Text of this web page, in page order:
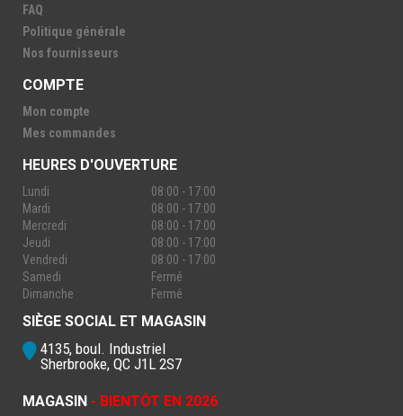
FAQ
Politique générale
Nos fournisseurs
COMPTE
Mon compte
Mes commandes
HEURES D'OUVERTURE
Lundi
08:00 - 17:00
Mardi
08:00 - 17:00
Mercredi
08:00 - 17:00
Jeudi
08:00 - 17:00
Vendredi
08:00 - 17:00
Samedi
Fermé
Dimanche
Fermé
SIÈGE SOCIAL ET MAGASIN
4135, boul. Industriel
Sherbrooke, QC J1L 2S7
MAGASIN - BIENTÔT EN 2026